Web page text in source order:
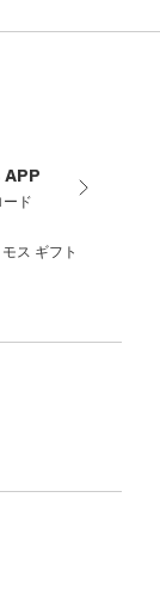
ード
ス ギフト